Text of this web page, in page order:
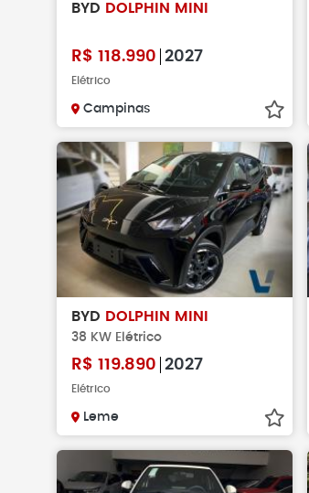
BYD DOLPHIN MINI
R$ 118.990 2027
Elétrico
Campinas
BYD DOLPHIN MINI
38 KW Elétrico
R$ 119.890 2027
Elétrico
Leme